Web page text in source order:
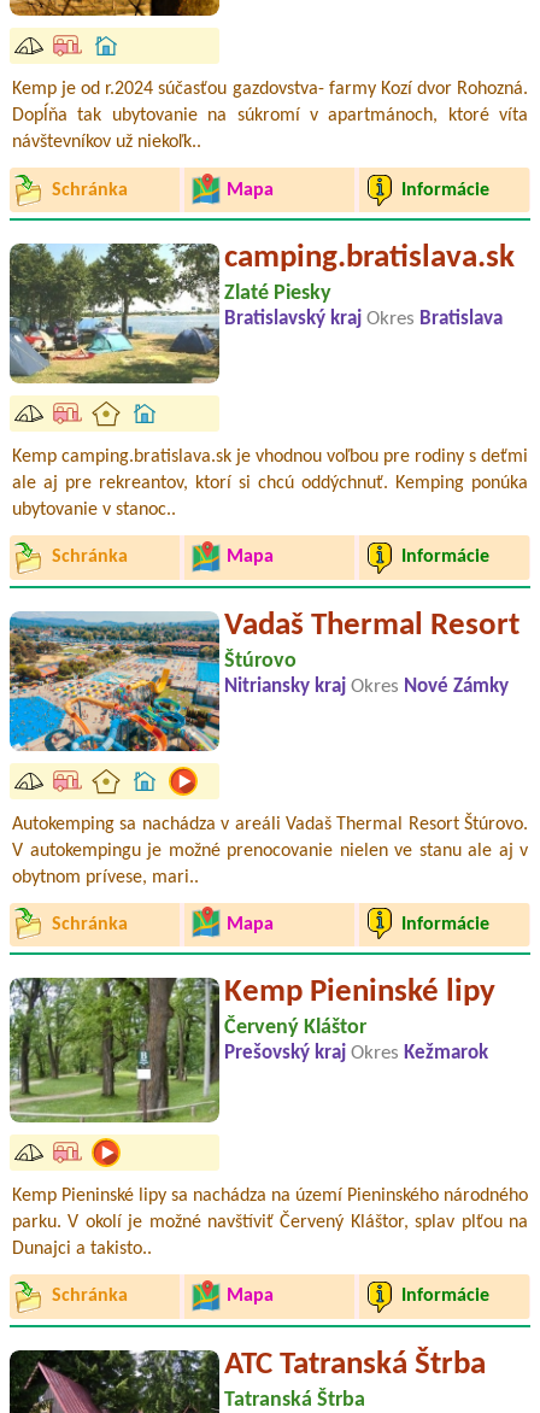
Kemp je od r.2024 súčasťou gazdovstva- farmy Kozí dvor Rohozná.
Dopĺňa tak ubytovanie na súkromí v apartmánoch, ktoré víta
návštevníkov už niekoľk..
Schránka Mapa Informácie
camping.bratislava.sk
Zlaté Piesky
Bratislavský kraj Okres Bratislava
Kemp camping.bratislava.sk je vhodnou voľbou pre rodiny s deťmi
ale aj pre rekreantov, ktorí si chcú oddýchnuť. Kemping ponúka
ubytovanie v stanoc..
Schránka Mapa Informácie
Vadaš Thermal Resort
Štúrovo
Nitriansky kraj Okres Nové Zámky
Autokemping sa nachádza v areáli Vadaš Thermal Resort Štúrovo.
V autokempingu je možné prenocovanie nielen ve stanu ale aj v
obytnom prívese, mari..
Schránka Mapa Informácie
Kemp Pieninské lipy
Červený Kláštor
Prešovský kraj Okres Kežmarok
Kemp Pieninské lipy sa nachádza na území Pieninského národného
parku. V okolí je možné navštíviť Červený Kláštor, splav plťou na
Dunajci a takisto..
Schránka Mapa Informácie
ATC Tatranská Štrba
Tatranská Štrba